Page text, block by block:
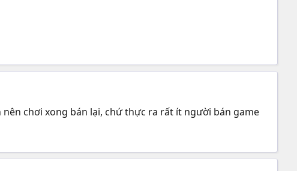
chơi xong bán lại, chứ thực ra rất ít người bán game